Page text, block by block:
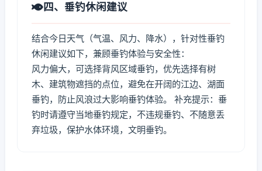
四、垂钓休闲建议
结合今日天气（气温、风力、降水），针对性垂钓
休闲建议如下，兼顾垂钓体验与安全性：
风力偏大，可选择背风区域垂钓，优先选择有树
木、建筑物遮挡的点位，避免在开阔的江边、湖面
垂钓，防止风浪过大影响垂钓体验。 补充提示：垂
钓时请遵守当地垂钓规定，不违规垂钓、不随意丢
弃垃圾，保护水体环境，文明垂钓。